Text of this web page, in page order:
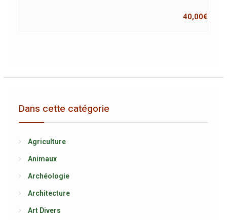
40,00€
Dans cette catégorie
Agriculture
Animaux
Archéologie
Architecture
Art Divers